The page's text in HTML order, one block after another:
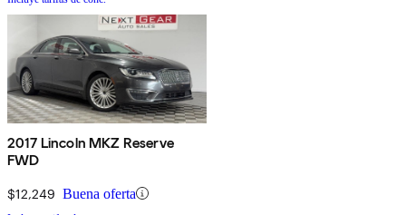
2017 Lincoln MKZ Reserve
FWD
$12,249 Buena oferta